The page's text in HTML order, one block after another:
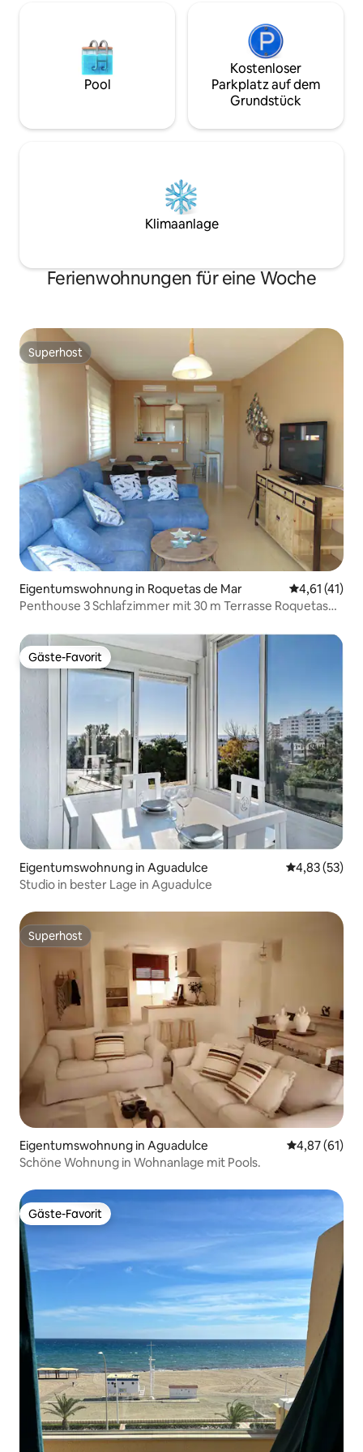
Pool
Kostenloser
Parkplatz auf dem
Grundstück
Klimaanlage
Ferienwohnungen für eine Woche
Superhost
Superhost
Eigentumswohnung in Roquetas de Mar
4,61 (41)
Penthouse 3 Schlafzimmer mit 30 m Terrasse Roquetas
Gäste-Favorit
Gäste-Favorit
Eigentumswohnung in Aguadulce
4,83 (53)
Studio in bester Lage in Aguadulce
Superhost
Superhost
Eigentumswohnung in Aguadulce
4,87 (61)
Schöne Wohnung in Wohnanlage mit Pools.
Gäste-Favorit
Gäste-Favorit